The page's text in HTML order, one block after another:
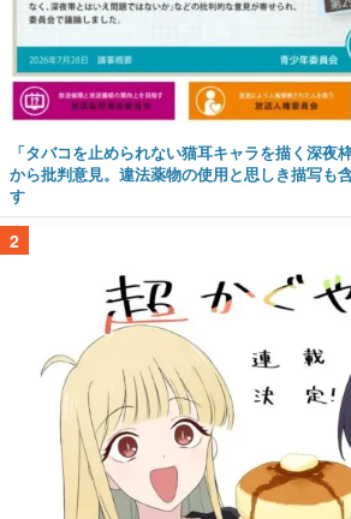
「タバコを止められない猫耳キャラを描く深夜
から批判意見。違法薬物の使用と思しき描写も
す
2